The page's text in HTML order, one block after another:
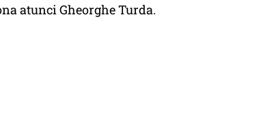
atunci Gheorghe Turda.